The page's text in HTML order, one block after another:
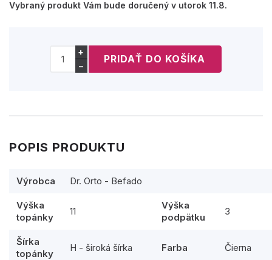
Vybraný produkt Vám bude doručený v utorok 11.8.
+
−
POPIS PRODUKTU
Výrobca Dr. Orto - Befado
Výška
topánky
11
Výška
podpätku
3
Šírka
topánky
H - široká šírka Farba Čierna